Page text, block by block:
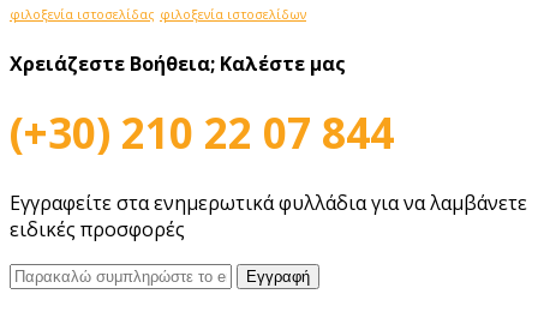
φιλοξενία ιστοσελίδας φιλοξενία ιστοσελίδων
Χρειάζεστε Βοήθεια; Καλέστε μας
(+30) 210 22 07 844
Εγγραφείτε στα ενημερωτικά φυλλάδια για να λαμβάνετε
ειδικές προσφορές